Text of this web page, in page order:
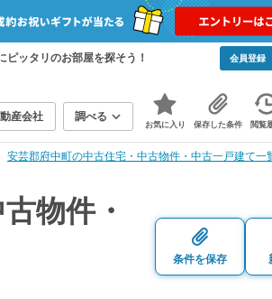
ピッタリのお部屋を探そう！ 会員登録
産会社 調べる
お気に入り 保存した条件 閲覧
安芸郡府中町の中古住宅・中古物件・中古一戸建て一
物件・
条件を保存